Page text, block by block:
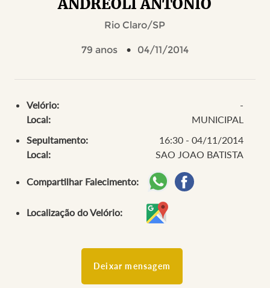
ANDREOLI ANTONIO
Rio Claro/SP
79 anos 04/11/2014
Velório:
-
Local:
MUNICIPAL
Sepultamento:
16:30 - 04/11/2014
Local:
SAO JOAO BATISTA
Compartilhar Falecimento:
Localização do Velório:
Deixar mensagem